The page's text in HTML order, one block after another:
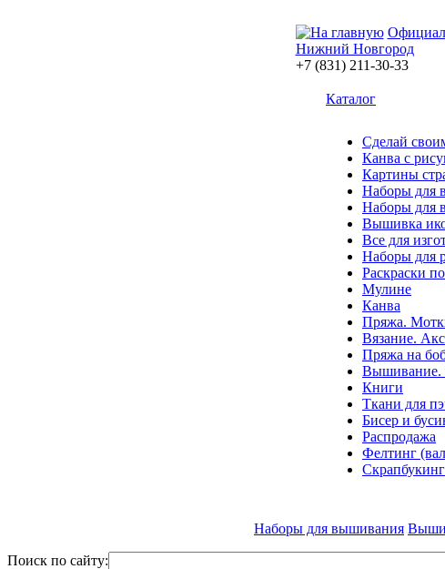
Нижний Новгород
+7 (831) 211-30-33
Каталог
Сделай
Канва с
Картины
Наборы для
Наборы для
Вышивка
Все для
Наборы для
Раскраски
Мулине
Канва
Пряжа.
Вязание.
Пряжа на
Вышивание.
Книги
Ткани для
Бисер и
Распродажа
Фелтинг
Скрапбукинг
Наборы для вышивания
Поиск по сайту: